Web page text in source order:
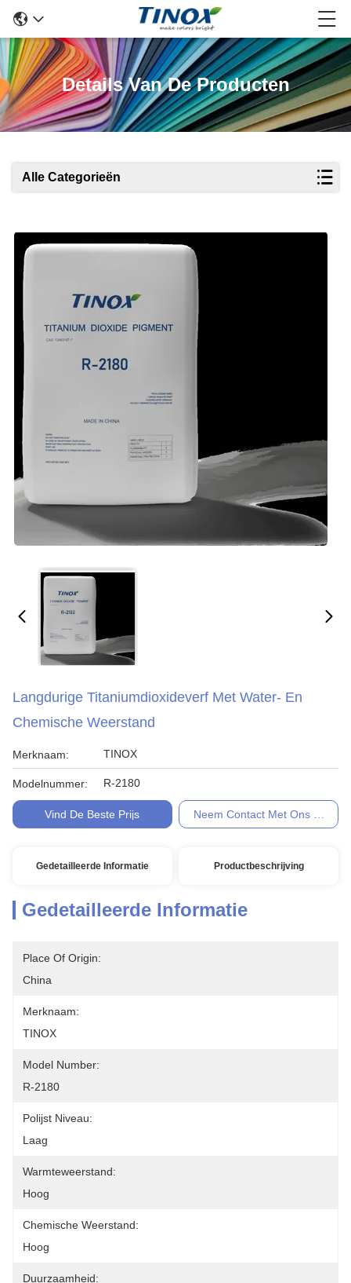
Details Van De Producten
Alle Categorieën
Langdurige Titaniumdioxideverf Met Water- En
Chemische Weerstand
Merknaam: TINOX
Modelnummer: R-2180
Vind De Beste Prijs Neem Contact Met Ons Op
Gedetailleerde Informatie Productbeschrijving
Gedetailleerde Informatie
Place Of Origin:
China
Merknaam:
TINOX
Model Number:
R-2180
Polijst Niveau:
Laag
Warmteweerstand:
Hoog
Chemische Weerstand:
Hoog
Duurzaamheid: